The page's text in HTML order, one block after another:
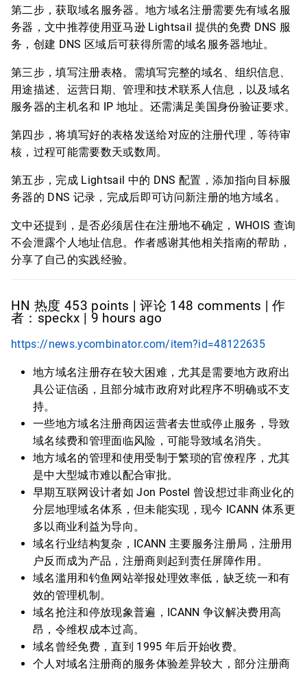
第二步，获取域名服务器。地方域名注册需要先有域名服
务器，文中推荐使用亚马逊 Lightsail 提供的免费 DNS 服
务，创建 DNS 区域后可获得所需的域名服务器地址。
第三步，填写注册表格。需填写完整的域名、组织信息、
用途描述、运营日期、管理和技术联系人信息，以及域名
服务器的主机名和 IP 地址。还需满足美国身份验证要求。
第四步，将填写好的表格发送给对应的注册代理，等待审
核，过程可能需要数天或数周。
第五步，完成 Lightsail 中的 DNS 配置，添加指向目标服
务器的 DNS 记录，完成后即可访问新注册的地方域名。
文中还提到，是否必须居住在注册地不确定，WHOIS 查询
不会泄露个人地址信息。作者感谢其他相关指南的帮助，
分享了自己的实践经验。
HN 热度 453 points | 评论 148 comments | 作
者：speckx | 9 hours ago
https://news.ycombinator.com/item?id=48122635
地方域名注册存在较大困难，尤其是需要地方政府出
具公证信函，且部分城市政府对此程序不明确或不支
持。
一些地方域名注册商因运营者去世或停止服务，导致
域名续费和管理面临风险，可能导致域名消失。
地方域名的管理和使用受制于繁琐的官僚程序，尤其
是中大型城市难以配合审批。
早期互联网设计者如 Jon Postel 曾设想过非商业化的
分层地理域名体系，但未能实现，现今 ICANN 体系更
多以商业利益为导向。
域名行业结构复杂，ICANN 主要服务注册局，注册用
户反而成为产品，注册商则起到责任屏障作用。
域名滥用和钓鱼网站举报处理效率低，缺乏统一和有
效的管理机制。
域名抢注和停放现象普遍，ICANN 争议解决费用高
昂，令维权成本过高。
域名曾经免费，直到 1995 年后开始收费。
个人对域名注册商的服务体验差异较大，部分注册商